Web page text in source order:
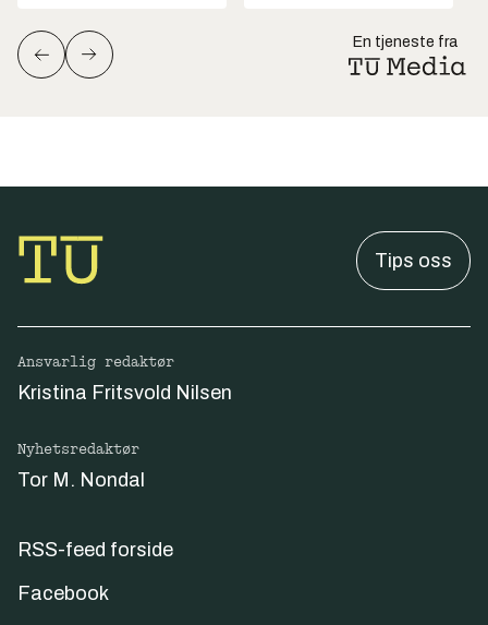
En tjeneste fra
Tips oss
Ansvarlig redaktør
Kristina Fritsvold Nilsen
Nyhetsredaktør
Tor M. Nondal
RSS-feed forside
Facebook